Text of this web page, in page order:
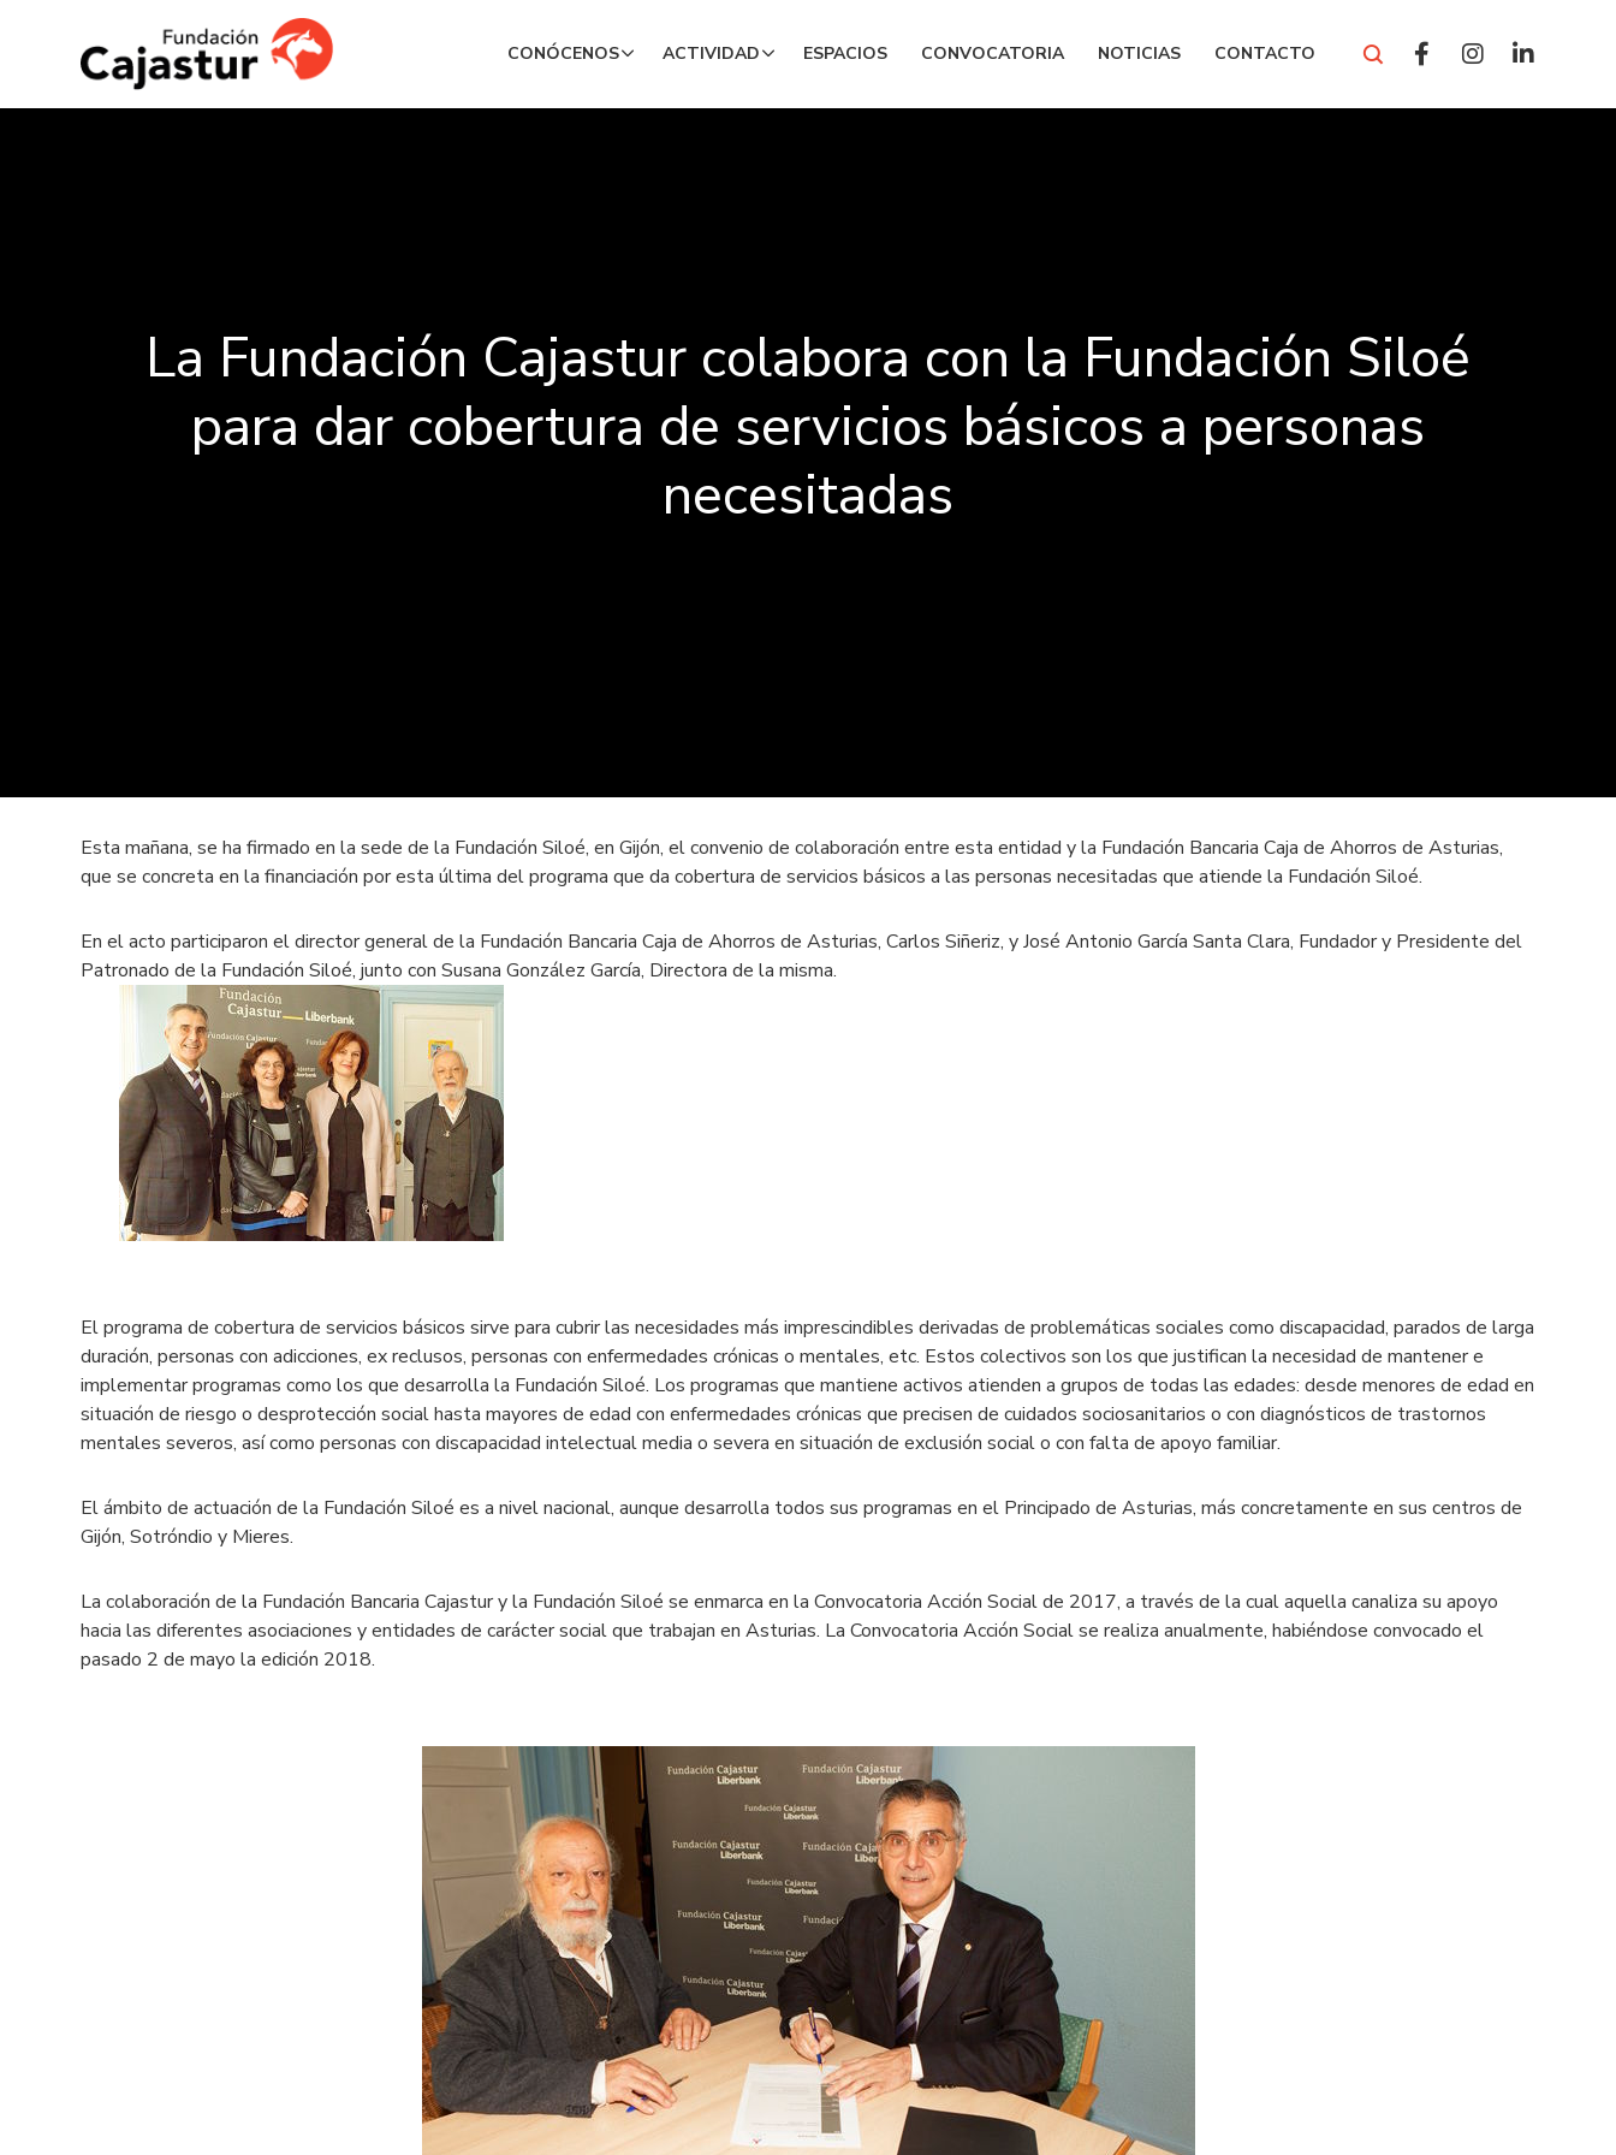
CONÓCENOS ACTIVIDAD ESPACIOS CONVOCATORIA NOTICIAS CONTACTO
La Fundación Cajastur colabora con la Fundación Siloé
para dar cobertura de servicios básicos a personas
necesitadas
Esta mañana, se ha firmado en la sede de la Fundación Siloé, en Gijón, el convenio de colaboración entre esta entidad y la Fundación Bancaria Caja de Ahorros de Asturias,
que se concreta en la financiación por esta última del programa que da cobertura de servicios básicos a las personas necesitadas que atiende la Fundación Siloé.
En el acto participaron el director general de la Fundación Bancaria Caja de Ahorros de Asturias, Carlos Siñeriz, y José Antonio García Santa Clara, Fundador y Presidente del
Patronado de la Fundación Siloé, junto con Susana González García, Directora de la misma.
El programa de cobertura de servicios básicos sirve para cubrir las necesidades más imprescindibles derivadas de problemáticas sociales como discapacidad, parados de larga
duración, personas con adicciones, ex reclusos, personas con enfermedades crónicas o mentales, etc. Estos colectivos son los que justifican la necesidad de mantener e
implementar programas como los que desarrolla la Fundación Siloé. Los programas que mantiene activos atienden a grupos de todas las edades: desde menores de edad en
situación de riesgo o desprotección social hasta mayores de edad con enfermedades crónicas que precisen de cuidados sociosanitarios o con diagnósticos de trastornos
mentales severos, así como personas con discapacidad intelectual media o severa en situación de exclusión social o con falta de apoyo familiar.
El ámbito de actuación de la Fundación Siloé es a nivel nacional, aunque desarrolla todos sus programas en el Principado de Asturias, más concretamente en sus centros de
Gijón, Sotróndio y Mieres.
La colaboración de la Fundación Bancaria Cajastur y la Fundación Siloé se enmarca en la Convocatoria Acción Social de 2017, a través de la cual aquella canaliza su apoyo
hacia las diferentes asociaciones y entidades de carácter social que trabajan en Asturias. La Convocatoria Acción Social se realiza anualmente, habiéndose convocado el
pasado 2 de mayo la edición 2018.